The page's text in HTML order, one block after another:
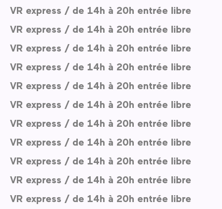
VR express / de 14h à 20h entrée libre
VR express / de 14h à 20h entrée libre
VR express / de 14h à 20h entrée libre
VR express / de 14h à 20h entrée libre
VR express / de 14h à 20h entrée libre
VR express / de 14h à 20h entrée libre
VR express / de 14h à 20h entrée libre
VR express / de 14h à 20h entrée libre
VR express / de 14h à 20h entrée libre
VR express / de 14h à 20h entrée libre
VR express / de 14h à 20h entrée libre